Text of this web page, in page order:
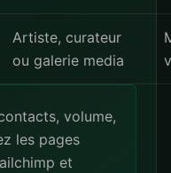
Artiste, curateur
ou galerie media
volume,
les pages
et